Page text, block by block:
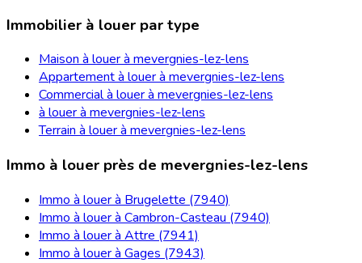
Immobilier à louer par type
Maison à louer à mevergnies-lez-lens
Appartement à louer à mevergnies-lez-lens
Commercial à louer à mevergnies-lez-lens
à louer à mevergnies-lez-lens
Terrain à louer à mevergnies-lez-lens
Immo à louer près de mevergnies-lez-lens
Immo à louer à Brugelette (7940)
Immo à louer à Cambron-Casteau (7940)
Immo à louer à Attre (7941)
Immo à louer à Gages (7943)